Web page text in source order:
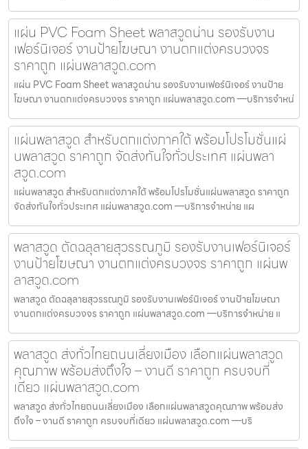
แผ่น PVC Foam Sheet พลาสวูดน่าน รองรับงาน
เฟอร์นิเจอร์ งานป้ายโฆษณา งานตกแต่งครบวงจร
ราคาถูก แผ่นพลาสวูด.com
แผ่น PVC Foam Sheet พลาสวูดน่าน รองรับงานเฟอร์นิเจอร์ งานป้าย
โฆษณา งานตกแต่งครบวงจร ราคาถูก แผ่นพลาสวูด.com —บริการจำหน่
แผ่นพลาสวูด สำหรับตกแต่งภาคใต้ พร้อมโปรโมชั่นแผ่
นพลาสวูด ราคาถูก จัดส่งทันใจทั่วประเทศ แผ่นพลา
สวูด.com
แผ่นพลาสวูด สำหรับตกแต่งภาคใต้ พร้อมโปรโมชั่นแผ่นพลาสวูด ราคาถูก
จัดส่งทันใจทั่วประเทศ แผ่นพลาสวูด.com —บริการจำหน่าย แผ
พลาสวูด ตัดฉลุลายสุวรรณภูมิ รองรับงานเฟอร์นิเจอร์
งานป้ายโฆษณา งานตกแต่งครบวงจร ราคาถูก แผ่นพ
ลาสวูด.com
พลาสวูด ตัดฉลุลายสุวรรณภูมิ รองรับงานเฟอร์นิเจอร์ งานป้ายโฆษณา
งานตกแต่งครบวงจร ราคาถูก แผ่นพลาสวูด.com —บริการจำหน่าย แ
พลาสวูด ส่งทั่วไทยถนนเลี่ยงเมือง เลือกแผ่นพลาสวูด
คุณภาพ พร้อมส่งถึงใจ – งานดี ราคาถูก ครบจบที่
เดียว แผ่นพลาสวูด.com
พลาสวูด ส่งทั่วไทยถนนเลี่ยงเมือง เลือกแผ่นพลาสวูดคุณภาพ พร้อมส่ง
ถึงใจ – งานดี ราคาถูก ครบจบที่เดียว แผ่นพลาสวูด.com —บริ